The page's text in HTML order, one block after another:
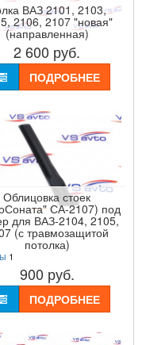
ВАЗ 2101, 2103,
2106, 2107 "новая"
(направленная)
2 600 руб.
ПОДРОБНЕЕ
Облицовка стоек
СА-2107) под
для ВАЗ-2104, 2105,
(с травмозащитой
потолка)
1
900 руб.
ПОДРОБНЕЕ